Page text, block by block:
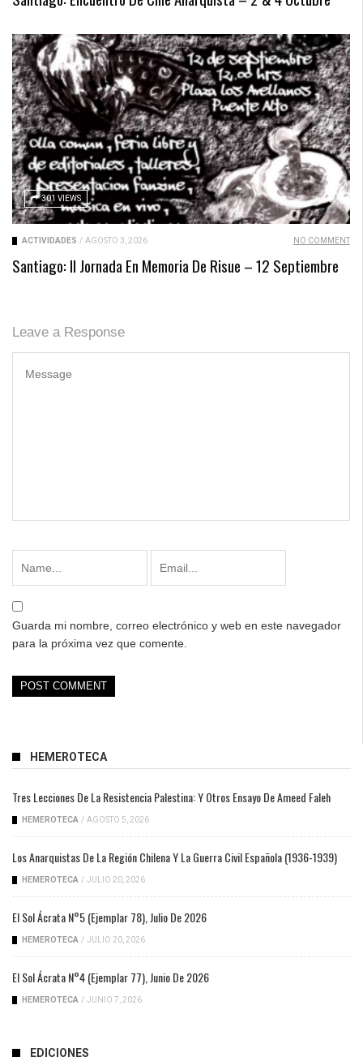
301 VIEWS
ACTIVIDADES / AGOSTO 3, 2026 NO COMMENT
Santiago: II Jornada En Memoria De Risue – 12 Septiembre
Leave a Response
Guarda mi nombre, correo electrónico y web en este navegador
para la próxima vez que comente.
HEMEROTECA
Tres Lecciones De La Resistencia Palestina: Y Otros Ensayo De Ameed Faleh
HEMEROTECA / AGOSTO 5, 2026
Los Anarquistas De La Región Chilena Y La Guerra Civil Española (1936-1939)
HEMEROTECA / JULIO 20, 2026
El Sol Ácrata N°5 (ejemplar 78), Julio De 2026
HEMEROTECA / JULIO 20, 2026
El Sol Ácrata N°4 (ejemplar 77), Junio De 2026
HEMEROTECA / JUNIO 7, 2026
EDICIONES